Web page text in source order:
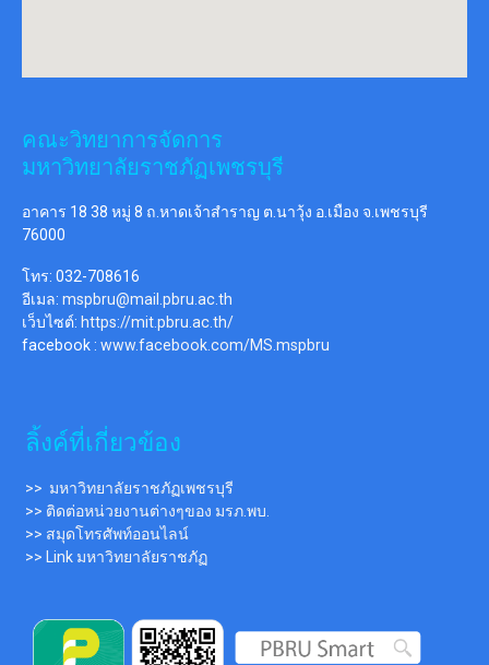
คณะวิทยาการจัดการ
มหาวิทยาลัยราชภัฏเพชรบุรี
อาคาร 18 38 หมู่ 8 ถ.หาดเจ้าสำราญ ต.นาวุ้ง อ.เมือง จ.เพชรบุรี
76000
โทร: 032-708616
อีเมล: mspbru@mail.pbru.ac.th
เว็บไซต์: https://mit.pbru.ac.th/
facebook : www.facebook.com/MS.mspbru
ลิ้งค์ที่เกี่ยวข้อง
>> มหาวิทยาลัยราชภัฏเพชรบุรี
>> ติดต่อหน่วยงานต่างๆของ มรภ.พบ.
>> สมุดโทรศัพท์ออนไลน์
>> Link มหาวิทยาลัยราชภัฏ